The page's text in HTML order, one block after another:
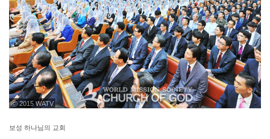
ⓒ 2015 WATV
보성 하나님의 교회